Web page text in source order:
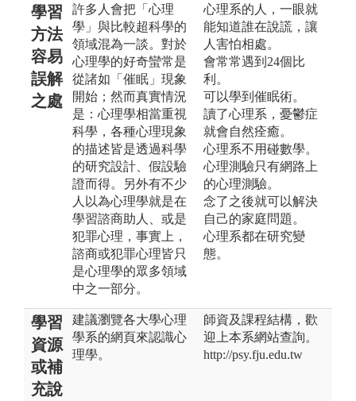
學習
方法
容易
誤解
之處
許多人會把「心理
學」與比較超科學的
領域混為一談。對於
心理學的好奇蠻常是
從諸如「催眠」現象
開始；然而真實情況
是：心理學相當重視
科學，各種心理現象
的描述皆是透過科學
的研究設計、假設驗
證而得。另外有不少
人以為心理學就是在
學習諮商助人、或是
犯罪心理，事實上，
諮商或犯罪心理皆只
是心理學的眾多領域
中之一部分。
心理系的人，一眼就
能知道誰在說謊，讓
人害怕相處。
會常常遇到24個比
利。
可以學到催眠術。
讀了心理系，憂鬱症
就會自然痊癒。
心理系不用碰數學。
心理測驗只有網路上
的心理測驗。
念了之後就可以解決
自己的家庭問題。
心理系都在研究變
態。
學習
資源
或補
充說
建議瀏覽各大學心理
學系的網頁來認識心
理學。
師資及課程結構，歡
迎上本系網站查詢。
http://psy.fju.edu.tw